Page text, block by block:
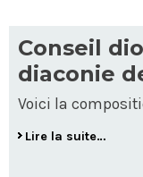
Conseil
diaconie
Voici la
Lire la suite…